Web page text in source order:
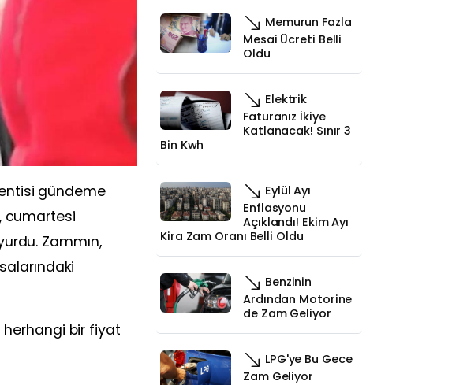
gündeme
cumartesi
Zammın,
herhangi bir fiyat
Memurun Fazla
Mesai Ücreti Belli
Oldu
Elektrik
Faturanız İkiye
Katlanacak! Sınır 3
Bin Kwh
Eylül Ayı
Enflasyonu
Açıklandı! Ekim Ayı
Kira Zam Oranı Belli Oldu
Benzinin
Ardından Motorine
de Zam Geliyor
LPG'ye Bu Gece
Zam Geliyor